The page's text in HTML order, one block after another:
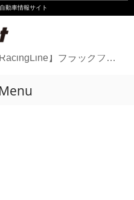
動車情報サイト
【RacingLine】ブラックフライデーセールがスタート